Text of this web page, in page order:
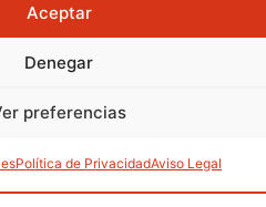
Aceptar
Denegar
preferencias
Política de PrivacidadAviso Legal
.